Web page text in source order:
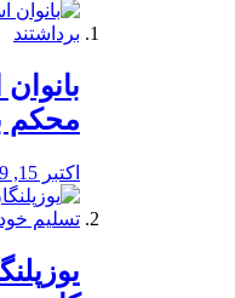
محكم
اکتبر 15, 2019